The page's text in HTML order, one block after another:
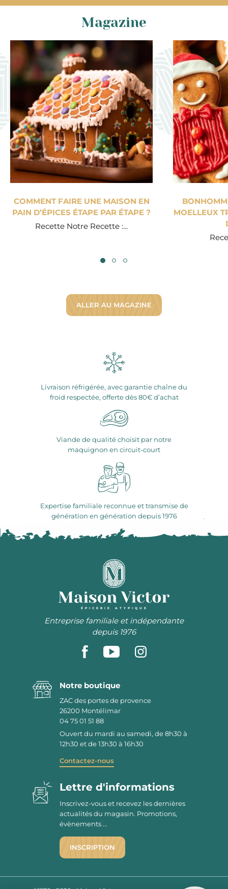
Magazine
COMMENT FAIRE UNE MAISON EN
PAIN D’ÉPICES ÉTAPE PAR ÉTAPE ?
Recette Notre Recette :...
MOELLEUX
ALLER AU MAGAZINE
Livraison réfrigérée, avec garantie chaîne du
froid respectée, offerte dès 80€ d’achat
Viande de qualité choisit par notre
maquignon en circuit-court
Expertise familiale reconnue et transmise de
génération en génération depuis 1976
ÉPICERIE ATYPIQUE
Entreprise familiale et indépendante
depuis 1976
Notre boutique
ZAC des portes de provence
26200 Montélimar
04 75 01 51 88
Ouvert du mardi au samedi, de 8h30 à
12h30 et de 13h30 à 16h30
Contactez-nous
Lettre d'informations
Inscrivez-vous et recevez les dernières
actualités du magasin. Promotions,
évènements ...
INSCRIPTION